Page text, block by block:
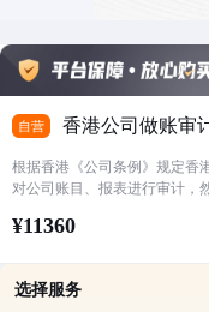
自营 香港公司做账审
根据香港《公司条例》规定香
对公司账目、报表进行审计，
¥11360
选择服务